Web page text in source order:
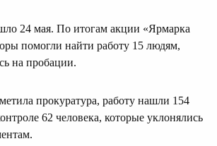
24 мая. По итогам акции «Ярмарка
помогли найти работу 15 людям,
на пробации.
прокуратура, работу нашли 154
62 человека, которые уклонялись